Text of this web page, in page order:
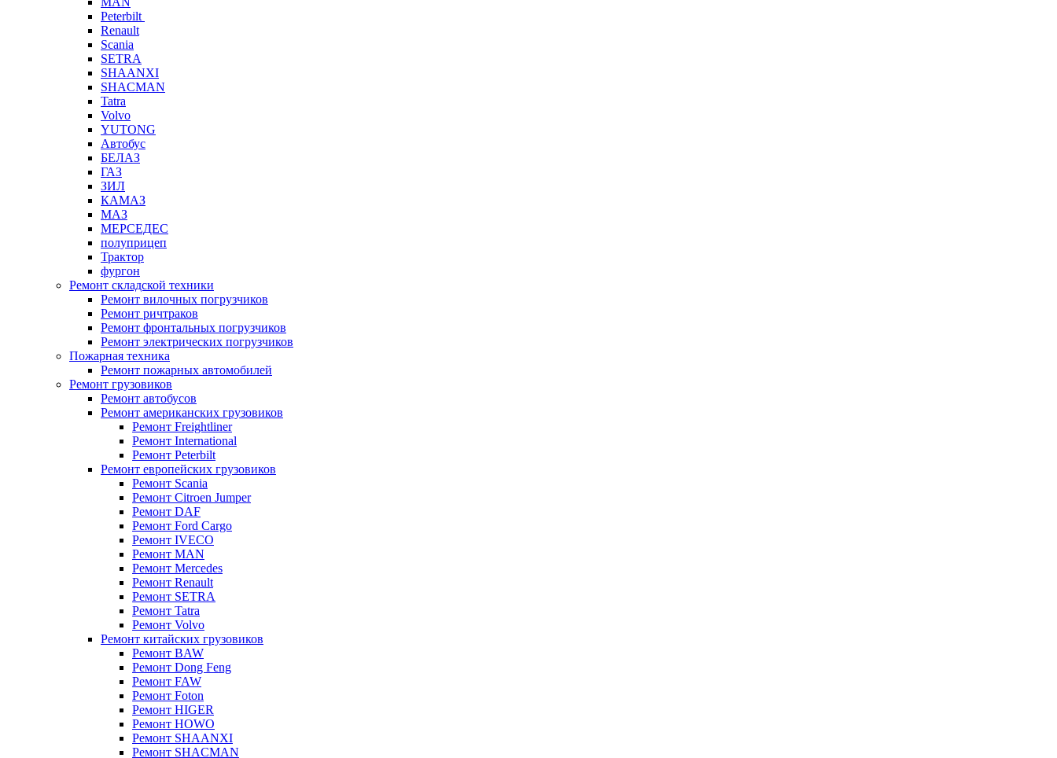
Peterbilt
Renault
Scania
SETRA
SHAANXI
SHACMAN
Tatra
Volvo
YUTONG
Автобус
БЕЛАЗ
ГАЗ
ЗИЛ
КАМАЗ
МАЗ
МЕРСЕДЕС
полуприцеп
Трактор
фургон
Ремонт складской техники
Ремонт вилочных погрузчиков
Ремонт ричтраков
Ремонт фронтальных погрузчиков
Ремонт электрических погрузчиков
Пожарная техника
Ремонт пожарных автомобилей
Ремонт грузовиков
Ремонт автобусов
Ремонт американских грузовиков
Ремонт Freightliner
Ремонт International
Ремонт Peterbilt
Ремонт европейских грузовиков
Ремонт Scania
Ремонт Citroen Jumper
Ремонт DAF
Ремонт Ford Cargo
Ремонт IVECO
Ремонт MAN
Ремонт Mercedes
Ремонт Renault
Ремонт SETRA
Ремонт Tatra
Ремонт Volvo
Ремонт китайских грузовиков
Ремонт BAW
Ремонт Dong Feng
Ремонт FAW
Ремонт Foton
Ремонт HIGER
Ремонт HOWO
Ремонт SHAANXI
Ремонт SHACMAN